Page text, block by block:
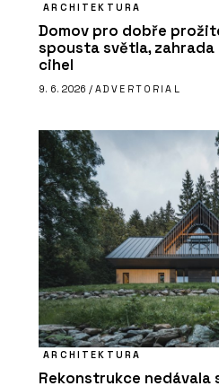
ARCHITEKTURA
Domov pro dobře
spousta světla,
cihel
9. 6. 2026 / ADVERTORIAL
ARCHITEKTURA
Rekonstrukce nedávala